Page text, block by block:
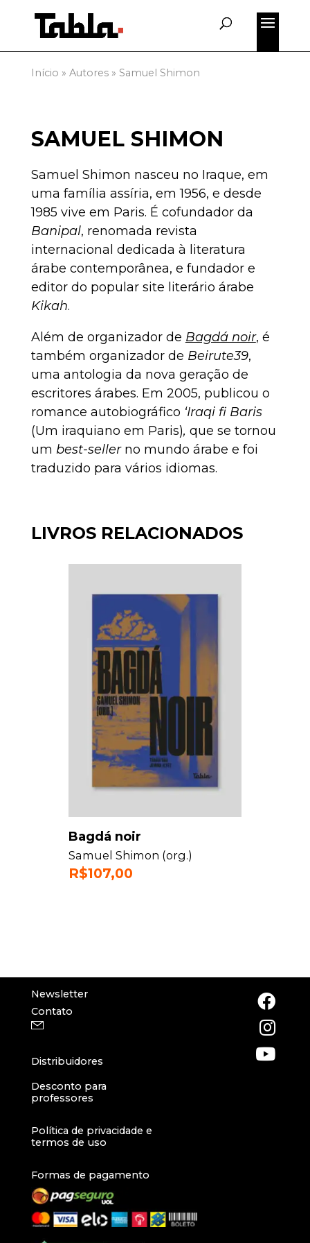
Início » Autores» Samuel Shimon
SAMUEL SHIMON
Samuel Shimon nasceu no Iraque, em
uma família assíria, em 1956, e desde
1985 vive em Paris. É cofundador da
Banipal, renomada revista
internacional dedicada à literatura
árabe contemporânea, e fundador e
editor do popular site literário árabe
Kikah.
Além de organizador de Bagdá noir, é
também organizador de Beirute39,
uma antologia da nova geração de
escritores árabes. Em 2005, publicou o
romance autobiográfico ‘Iraqi fi Baris
(Um iraquiano em Paris), que se tornou
um best-sellerno mundo árabe e foi
traduzido para vários idiomas.
LIVROS RELACIONADOS
Bagdá noir
Samuel Shimon (org.)
R$107,00
Newsletter
Contato
Distribuidores
Desconto para
professores
Política de privacidade e
termos de uso
Formas de pagamento